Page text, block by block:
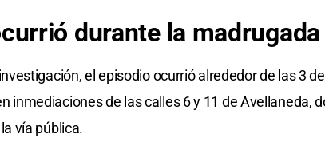
durante la madrugada
el episodio ocurrió alrededor de las 3
inmediaciones de las calles 6 y 11 de Avellaneda,
vía pública.